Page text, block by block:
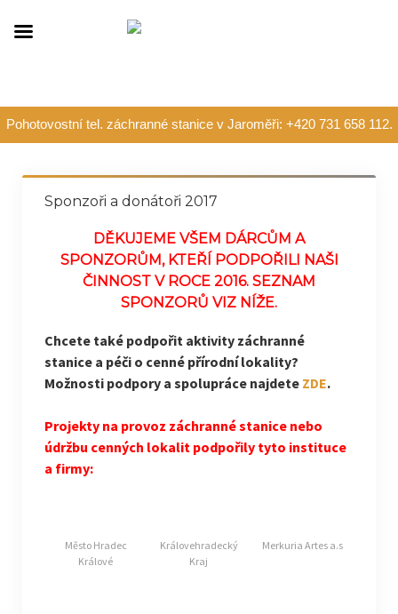
Pohotovostní tel. záchranné stanice v Jaroměři: +420 731 658 112.
Sponzoři a donátoři 2017
DĚKUJEME VŠEM DÁRCŮM A
SPONZORŮM, KTEŘÍ PODPOŘILI NAŠI
ČINNOST V ROCE 2016. SEZNAM
SPONZORŮ VIZ NÍŽE.
Chcete také podpořit aktivity záchranné
stanice a péči o cenné přírodní lokality?
Možnosti podpory a spolupráce najdeteZDE.
Projekty na provoz záchranné stanice nebo
údržbu cenných lokalit podpořily tyto instituce
a firmy:
Město Hradec
Králové
Královehradecký
Kraj
Merkuria Artes a.s